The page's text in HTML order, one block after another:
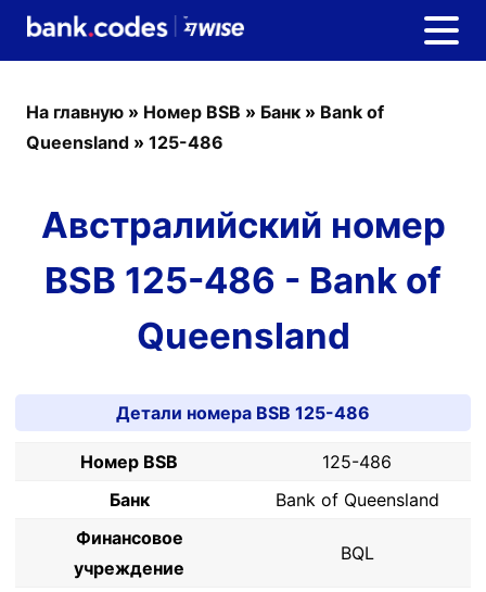
На главную » Номер BSB » Банк » Bank of
Queensland » 125-486
Австралийский номер
BSB 125-486 - Bank of
Queensland
Детали номера BSB 125-486
Номер BSB
125-486
Банк
Bank of Queensland
Финансовое
учреждение
BQL